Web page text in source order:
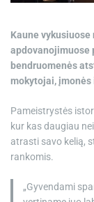
Kaune
apdovanojimuose
bendruomenės
mokytojai,
Pameistrystės
kur kas daugiau
atrasti savo kelią,
rankomis.
„Gyvendami